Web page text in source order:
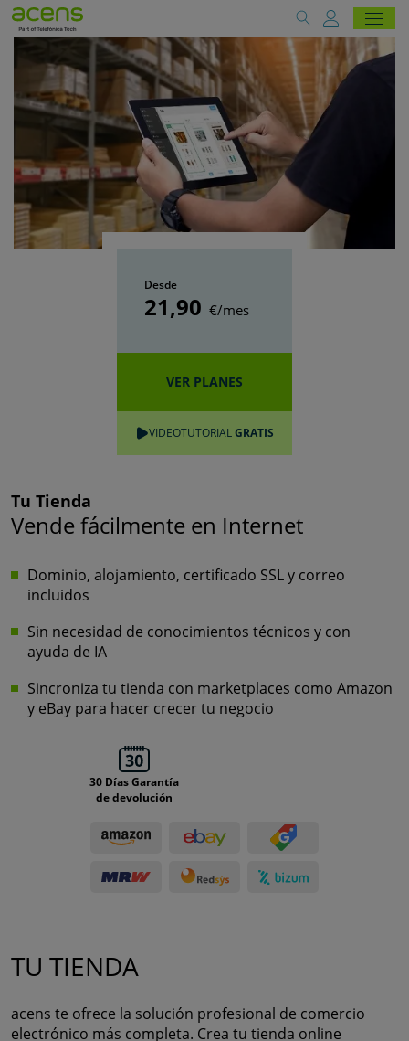
Desde
21,90 €/mes
VER PLANES
VIDEOTUTORIALGRATIS
Tu Tienda
Vende fácilmente en Internet
Dominio, alojamiento, certificado SSL y correo
incluidos
Sin necesidad de conocimientos técnicos y con
ayuda de IA
Sincroniza tu tienda con marketplaces como Amazon
y eBay para hacer crecer tu negocio
30 Días Garantía
de devolución
TU TIENDA
acens te ofrece la solución profesional de comercio
electrónico más completa. Crea tu tienda online